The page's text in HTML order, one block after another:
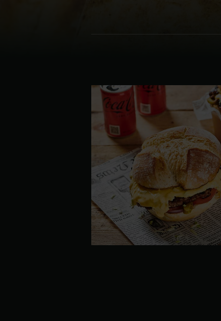
Estonia | Eesti
Germany | Deutschland
Greece | Ελλάδα
Hungary | Magyarország